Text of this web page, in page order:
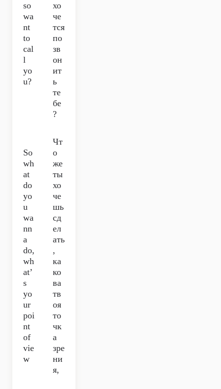
so
wa
nt
to
cal
l
yo
u?
хо
че
тся
по
зв
он
ит
ь
те
бе
?
So
wh
at
do
yo
u
wa
nn
a
do,
wh
at’
s
yo
ur
poi
nt
of
vie
w
Чт
о
же
ты
хо
че
шь
сд
ел
ать
,
ка
ко
ва
тв
оя
то
чк
а
зре
ни
я,